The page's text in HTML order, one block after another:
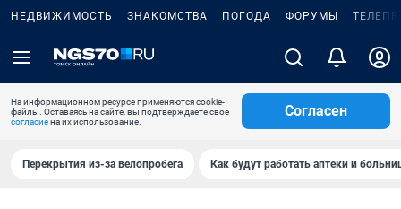
НЕДВИЖИМОСТЬ ЗНАКОМСТВА ПОГОДА ФОРУМЫ
На информационном ресурсе применяются cookie-
файлы. Оставаясь на сайте, вы подтверждаете свое
согласиена их использование.
Согласен
Перекрытия из-за велопробега Как будут работать аптеки и